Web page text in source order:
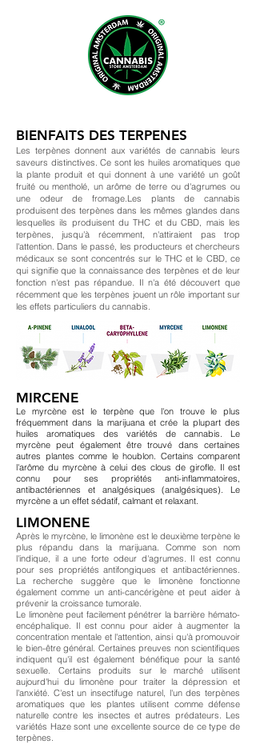
BIENFAITS DES TERPENES
Les terpènes donnent aux variétés de cannabis leurs
saveurs distinctives. Ce sont les huiles aromatiques que
la plante produit et qui donnent à une variété un goût
fruité ou mentholé, un arôme de terre ou d'agrumes ou
une odeur de fromage.Les plants de cannabis
produisent des terpènes dans les mêmes glandes dans
lesquelles ils produisent du THC et du CBD, mais les
terpènes, jusqu'à récemment, n'attiraient pas trop
l'attention. Dans le passé, les producteurs et chercheurs
médicaux se sont concentrés sur le THC et le CBD, ce
qui signifie que la connaissance des terpènes et de leur
fonction n'est pas répandue. Il n'a été découvert que
récemment que les terpènes jouent un rôle important sur
les effets particuliers du cannabis.
MIRCENE
Le myrcène est le terpène que l'on trouve le plus
fréquemment dans la marijuana et crée la plupart des
huiles aromatiques des variétés de cannabis. Le
myrcène peut également être trouvé dans certaines
autres plantes comme le houblon. Certains comparent
l'arôme du myrcène à celui des clous de girofle. Il est
connu pour ses propriétés anti-inflammatoires,
antibactériennes et analgésiques (analgésiques). Le
myrcène a un effet sédatif, calmant et relaxant.
LIMONENE
Après le myrcène, le limonène est le deuxième terpène le
plus répandu dans la marijuana. Comme son nom
l'indique, il a une forte odeur d'agrumes. Il est connu
pour ses propriétés antifongiques et antibactériennes.
La recherche suggère que le limonène fonctionne
également comme un anti-cancérigène et peut aider à
prévenir la croissance tumorale.
Le limonène peut facilement pénétrer la barrière hémato-
encéphalique. Il est connu pour aider à augmenter la
concentration mentale et l'attention, ainsi qu'à promouvoir
le bien-être général. Certaines preuves non scientifiques
indiquent qu'il est également bénéfique pour la santé
sexuelle. Certains produits sur le marché utilisent
aujourd'hui du limonène pour traiter la dépression et
l'anxiété. C'est un insectifuge naturel, l'un des terpènes
aromatiques que les plantes utilisent comme défense
naturelle contre les insectes et autres prédateurs. Les
variétés Haze sont une excellente source de ce type de
terpènes.